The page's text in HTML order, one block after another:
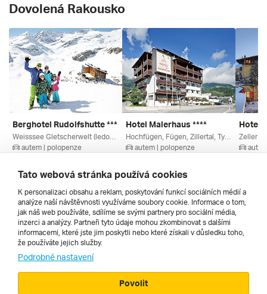
Dovolená Rakousko
Berghotel Rudolfshutte ***
autem | polopenze
9 210 Kč
Hotel Malerhaus ****
autem | polopenze
9 547 Kč
Hotel
Všechny
Cestopisy
Tato webová stránka používá cookies
K personalizaci obsahu a reklam, poskytování funkcí sociálních médií a
analýze naší návštěvnosti využíváme soubory cookie. Informace o tom,
jak náš web používáte, sdílíme se svými partnery pro sociální média,
inzerci a analýzy. Partneři tyto údaje mohou zkombinovat s dalšími
informacemi, které jste jim poskytli nebo které získali v důsledku toho,
že používáte jejich služby.
Podrobné nastavení
Povolit